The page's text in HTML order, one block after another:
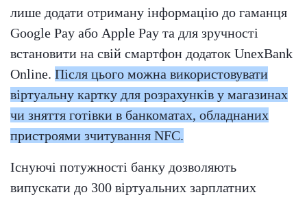
лише додати отриману інформацію до гаманця
Google Pay або Apple Pay та для зручності
встановити на свій смартфон додаток UnexBank
Online. Після цього можна використовувати
віртуальну картку для розрахунків у магазинах
чи зняття готівки в банкоматах, обладнаних
пристроями зчитування NFC.
Існуючі потужності банку дозволяють
випускати до 300 віртуальних зарплатних